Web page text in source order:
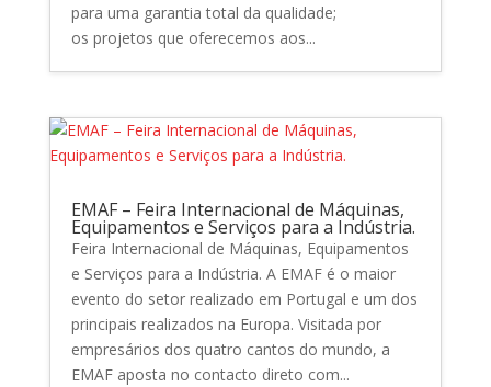
para uma garantia total da qualidade;
os projetos que oferecemos aos...
EMAF – Feira Internacional de Máquinas,
Equipamentos e Serviços para a Indústria.
Feira Internacional de Máquinas, Equipamentos
e Serviços para a Indústria. A EMAF é o maior
evento do setor realizado em Portugal e um dos
principais realizados na Europa. Visitada por
empresários dos quatro cantos do mundo, a
EMAF aposta no contacto direto com...